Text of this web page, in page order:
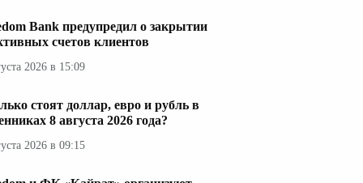
Bank предупредил о закрытии
счетов клиентов
2026 в 15:09
стоят доллар, евро и рубль в
8 августа 2026 года?
2026 в 09:15